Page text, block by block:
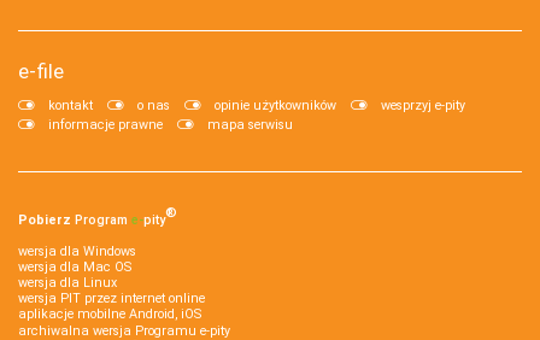
e-file
kontakt o nas opinie użytkowników
wesprzyj e-pity
informacje prawne
mapa serwisu
Pobierz Program e‑pity®
wersja dla Windows
wersja dla Mac OS
wersja dla Linux
wersja PIT przez internet online
aplikacje mobilne Android, iOS
archiwalna wersja Programu e-pity